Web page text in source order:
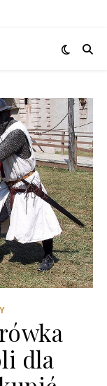
dla